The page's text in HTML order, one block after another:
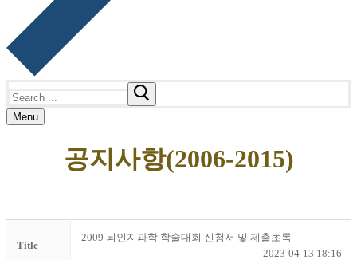
for:
Menu
공지사항(2006-2015)
Title
2009 뇌인지과학 학술대회 신청서 및 제출초록
2023-04-13 18:16